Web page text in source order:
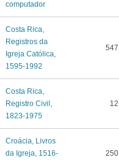
computador
Costa Rica,
Registros da
Igreja Católica,
1595-1992
547
Costa Rica,
Registro Civil,
1823-1975
12
Croácia, Livros
da Igreja, 1516-
250